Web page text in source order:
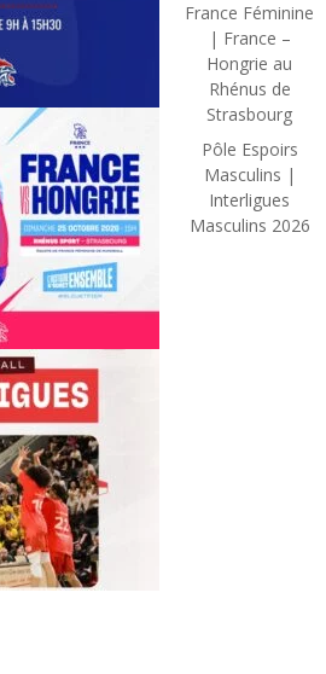
France Féminine
| France –
Hongrie au
Rhénus de
Strasbourg
Pôle Espoirs
Masculins |
Interligues
Masculins 2026